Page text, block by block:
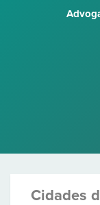
Cidades